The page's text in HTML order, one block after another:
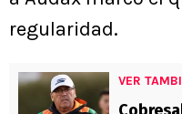
regularidad.
VER